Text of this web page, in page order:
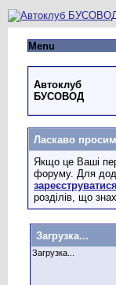
Menu
Автоклуб
БУСОВОД
Ласкаво
Якщо це Ваші
форуму. Для
зареєструватися
розділів, що
Загрузка...
Загрузка...